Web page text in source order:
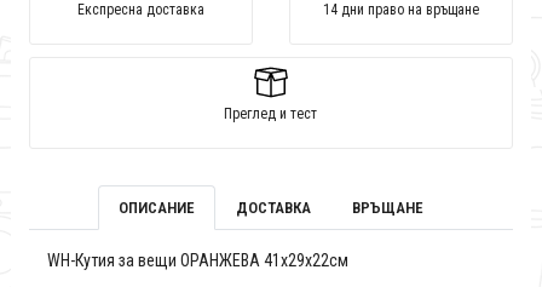
Експресна доставка 14 дни право на връщане
Преглед и тест
ОПИСАНИЕ ДОСТАВКА ВРЪЩАНЕ
WH-Кутия за вещи ОРАНЖЕВА 41x29x22см